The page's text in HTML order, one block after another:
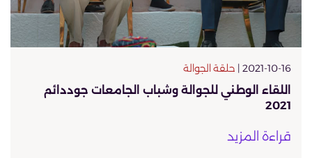
2021-10-16 | حلقة الجوالة
اللقاء الوطني للجوالة وشباب الجامعات جوددائم
2021
قراءة المزيد